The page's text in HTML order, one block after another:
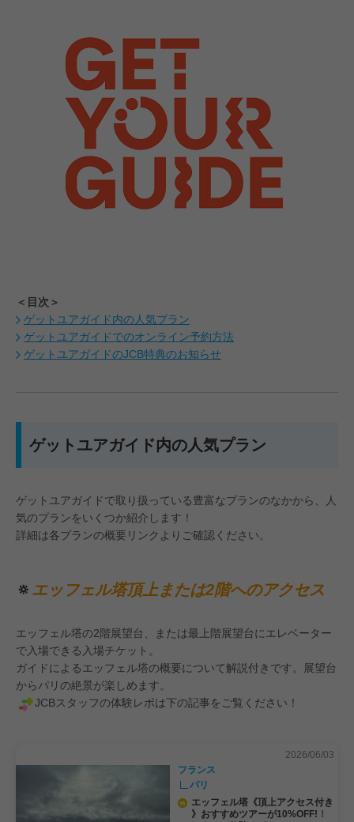
#JCBプラザ #アフタヌーンティー
＜目次＞
ゲットユアガイド内の人気プラン
ゲットユアガイドでのオンライン予約方法
ゲットユアガイドのJCB特典のお知らせ
ゲットユアガイド内の人気プラン
ゲットユアガイドで取り扱っている豊富なプランのなかから、人
気のプランをいくつか紹介します！
詳細は各プランの概要リンクよりご確認ください。
🔅 エッフェル塔頂上または2階へのアクセス
エッフェル塔の2階展望台、または最上階展望台にエレベーター
で入場できる入場チケット。
ガイドによるエッフェル塔の概要について解説付きです。展望台
からパリの絶景が楽しめます。
JCBスタッフの体験レポは下の記事をご覧ください！
2026/06/03
フランス
パリ
エッフェル塔《頂上アクセス付き
》おすすめツアーが10%OFF!！